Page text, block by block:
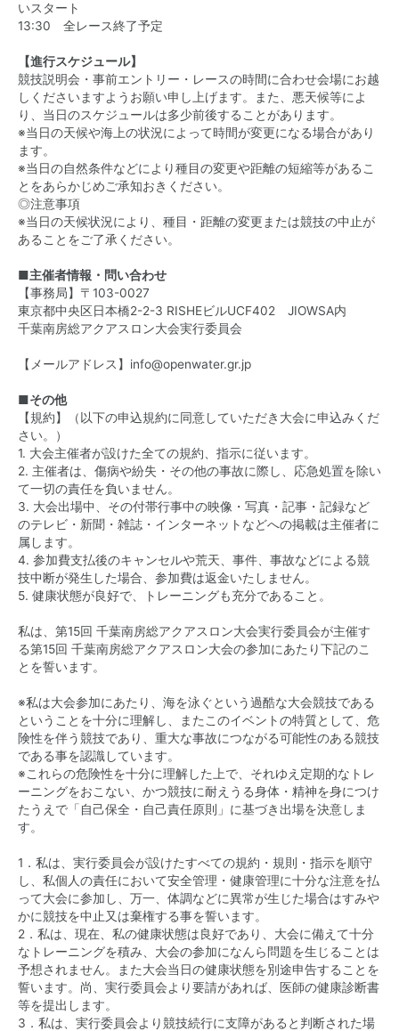
いスタート
13:30 全レース終了予定
【進行スケジュール】
競技説明会・事前エントリー・レースの時間に合わせ会場にお越
しくださいますようお願い申し上げます。また、悪天候等によ
り、当日のスケジュールは多少前後することがあります。
※当日の天候や海上の状況によって時間が変更になる場合があり
ます。
※当日の自然条件などにより種目の変更や距離の短縮等があるこ
とをあらかじめご承知おきください。
◎注意事項
※当日の天候状況により、種目・距離の変更または競技の中止が
あることをご了承ください。
■主催者情報・問い合わせ
【事務局】〒103-0027
東京都中央区日本橋2-2-3 RISHEビルUCF402 JIOWSA内
千葉南房総アクアスロン大会実行委員会
【メールアドレス】info@openwater.gr.jp
■その他
【規約】（以下の申込規約に同意していただき大会に申込みくだ
さい。）
1. 大会主催者が設けた全ての規約、指示に従います。
2. 主催者は、傷病や紛失・その他の事故に際し、応急処置を除い
て一切の責任を負いません。
3. 大会出場中、その付帯行事中の映像・写真・記事・記録など
のテレビ・新聞・雑誌・インターネットなどへの掲載は主催者に
属します。
4. 参加費支払後のキャンセルや荒天、事件、事故などによる競
技中断が発生した場合、参加費は返金いたしません。
5. 健康状態が良好で、トレーニングも充分であること。
私は、第15回 千葉南房総アクアスロン大会実行委員会が主催す
る第15回 千葉南房総アクアスロン大会の参加にあたり下記のこ
とを誓います。
※私は大会参加にあたり、海を泳ぐという過酷な大会競技である
ということを十分に理解し、またこのイベントの特質として、危
険性を伴う競技であり、重大な事故につながる可能性のある競技
である事を認識しています。
※これらの危険性を十分に理解した上で、それゆえ定期的なトレ
ーニングをおこない、かつ競技に耐えうる身体・精神を身につけ
たうえで「自己保全・自己責任原則」に基づき出場を決意しま
す。
1．私は、実行委員会が設けたすべての規約・規則・指示を順守
し、私個人の責任において安全管理・健康管理に十分な注意を払
って大会に参加し、万一、体調などに異常が生じた場合はすみや
かに競技を中止又は棄権する事を誓います。
2．私は、現在、私の健康状態は良好であり、大会に備えて十分
なトレーニングを積み、大会の参加になんら問題を生じることは
予想されません。また大会当日の健康状態を別途申告することを
誓います。尚、実行委員会より要請があれば、医師の健康診断書
等を提出します。
3．私は、実行委員会より競技続行に支障があると判断された場